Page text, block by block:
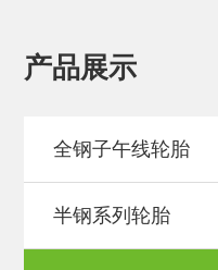
产品展示
全钢子午线轮胎
半钢系列轮胎